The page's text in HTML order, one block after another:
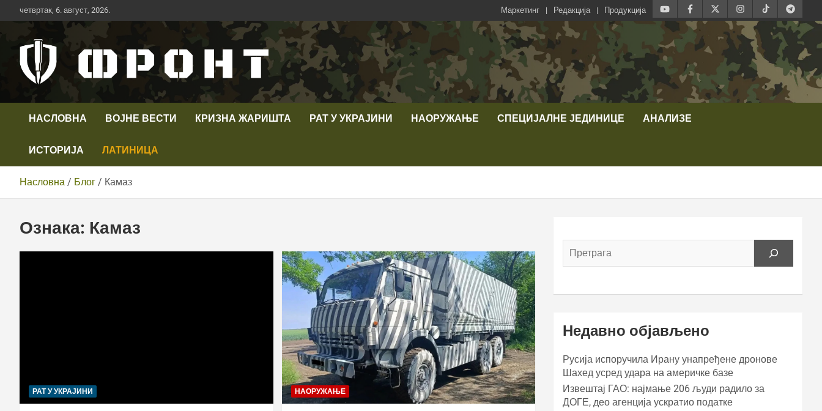
Скип
то
четвртак, 6. август, 2026. Маркетинг Редакција Продукција
Телевизија ФРОНТ
НАСЛОВНА ВОЈНЕ ВЕСТИ КРИЗНА ЖАРИШТА РАТ У УКРАЈИНИ НАОРУЖАЊЕ СПЕЦИЈАЛНЕ ЈЕДИНИЦЕ АНАЛИЗЕ
ИСТОРИЈА ЛАТИНИЦА
Насловна Блог Камаз
Ознака: Камаз
РАТ У УКРАЈИНИ НАОРУЖАЊЕ
Недавно објављено
Русија испоручила Ирану унапређене дронове
Шахед усред удара на америчке базе
Извештај ГАО: најмање 206 људи радило за
ДОГЕ, део агенција ускратио податке